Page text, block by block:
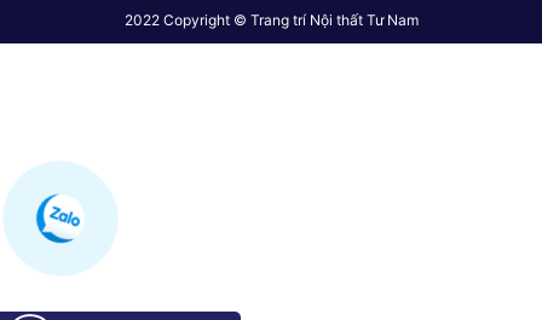
2022 Copyright © Trang trí Nội thất Tư Nam